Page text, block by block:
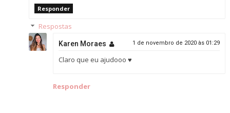
Responder
Respostas
Karen Moraes 1 de novembro de 2020 às 01:29
Claro que eu ajudooo ♥
Responder